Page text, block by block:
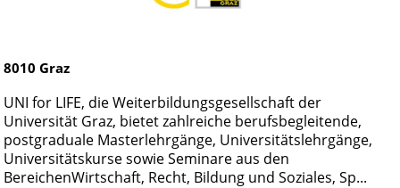
8010 Graz
UNI for LIFE, die Weiterbildungsgesellschaft der
Universität Graz, bietet zahlreiche berufsbegleitende,
postgraduale Masterlehrgänge, Universitätslehrgänge,
Universitätskurse sowie Seminare aus den
BereichenWirtschaft, Recht, Bildung und Soziales, Sp...